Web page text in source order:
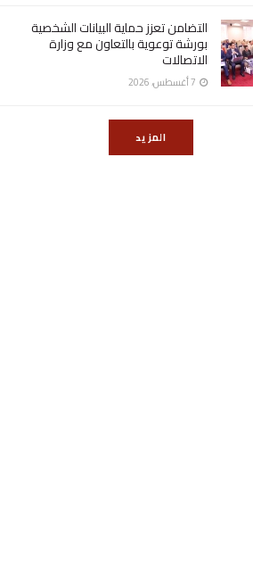
التضامن تعزز حماية البيانات الشخصية
بورشة توعوية بالتعاون مع وزارة
الاتصالات
المزيد